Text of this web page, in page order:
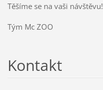
Těšíme se na vaši návštěvu!
Tým Mc ZOO
Kontakt